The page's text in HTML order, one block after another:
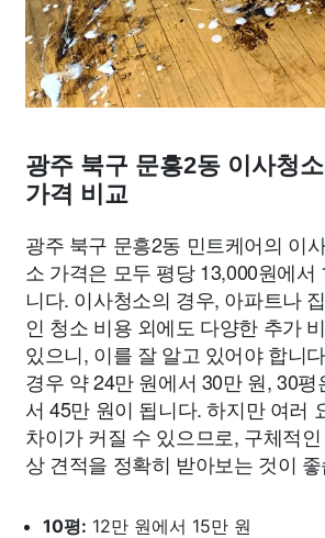
광주 북구 문흥2동 이사청
가격 비교
광주 북구 문흥2동 민트케어의 이
소 가격은 모두 평당 13,000원에서
니다. 이사청소의 경우, 아파트나
인 청소 비용 외에도 다양한 추가
있으니, 이를 잘 알고 있어야 합니
경우 약 24만 원에서 30만 원, 30평
서 45만 원이 됩니다. 하지만 여러
차이가 커질 수 있으므로, 구체적
상 견적을 정확히 받아보는 것이
10평: 12만 원에서 15만 원